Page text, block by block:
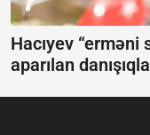
Hacıyev “erməni
aparılan